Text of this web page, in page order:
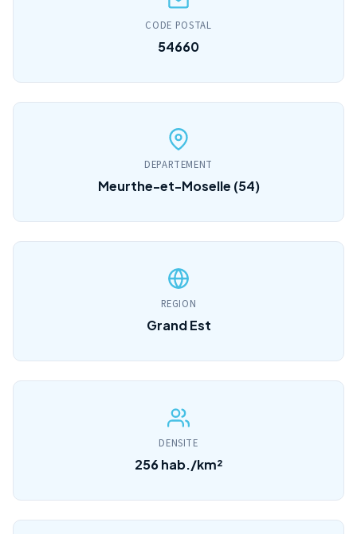
CODE POSTAL
54660
DEPARTEMENT
Meurthe-et-Moselle (54)
REGION
Grand Est
DENSITE
256 hab./km²